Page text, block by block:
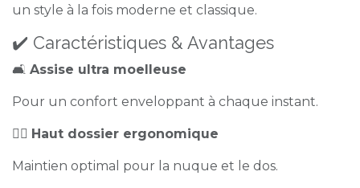
un style à la fois moderne et classique.
✔️ Caractéristiques & Avantages
🛋️ Assise ultra moelleuse
Pour un confort enveloppant à chaque instant.
🧍‍♂️ Haut dossier ergonomique
Maintien optimal pour la nuque et le dos.